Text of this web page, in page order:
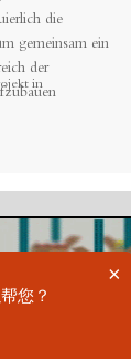
in
die
gemeinsam ein
der
×
您？